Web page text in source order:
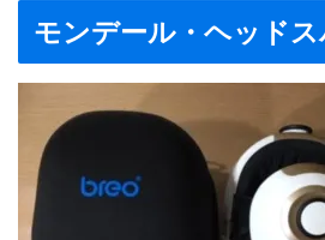
モンデール・ヘッド